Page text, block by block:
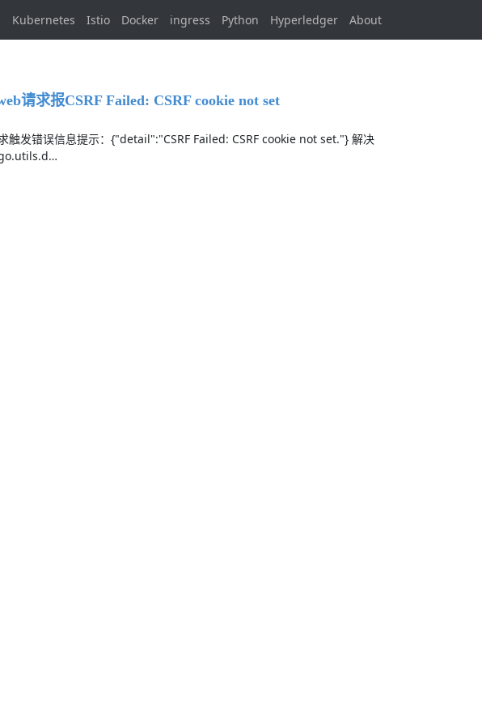
Kubernetes Istio Docker ingress Python Hyperledger About
请求报CSRF Failed: CSRF cookie not set
发错误信息提示：{"detail":"CSRF Failed: CSRF cookie not set."} 解决